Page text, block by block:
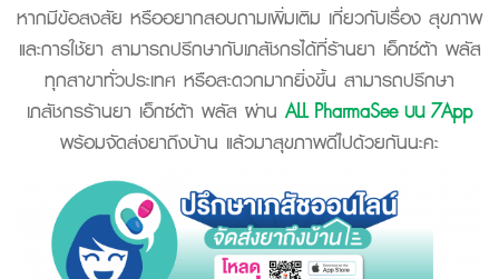
หากมีข้อสงสัย หรืออยากสอบถามเพิ่มเติม เกี่ยวกับเรื่อง สุขภาพ
และการใช้ยา สามารถปรึกษากับเภสัชกรได้ที่ร้านยา เอ็กซ์ต้า พลัส
ทุกสาขาทั่วประเทศ หรือสะดวกมากยิ่งขึ้น สามารถปรึกษา
เภสัชกรร้านยา เอ็กซ์ต้า พลัส ผ่าน ALL PharmaSee บน 7App
พร้อมจัดส่งยาถึงบ้าน แล้วมาสุขภาพดีไปด้วยกันนะคะ